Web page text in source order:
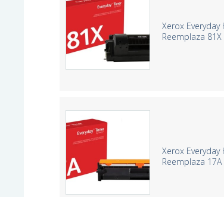
Xerox
Reemplaza 81X
Xerox
Reemplaza 17A